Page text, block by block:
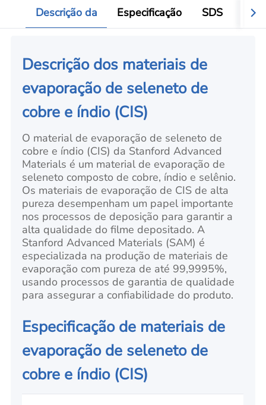
Descrição da Especificação SDS
Descrição dos materiais de
evaporação de seleneto de
cobre e índio (CIS)
O material de evaporação de seleneto de
cobre e índio (CIS) da Stanford Advanced
Materials é um material de evaporação de
seleneto composto de cobre, índio e selênio.
Os materiais de evaporação de CIS de alta
pureza desempenham um papel importante
nos processos de deposição para garantir a
alta qualidade do filme depositado. A
Stanford Advanced Materials (SAM) é
especializada na produção de materiais de
evaporação com pureza de até 99,9995%,
usando processos de garantia de qualidade
para assegurar a confiabilidade do produto.
Especificação de materiais de
evaporação de seleneto de
cobre e índio (CIS)